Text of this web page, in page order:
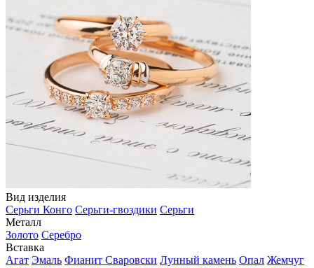
Вид изделия
Серьги Конго Серьги-гвоздики Серьги
Металл
Золото Серебро
Вставка
Агат Эмаль Фианит Сваровски Лунный камень Опал Жемчуг